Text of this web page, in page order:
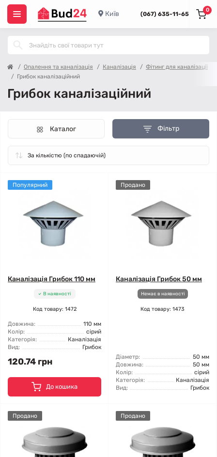
Київ (067) 635-11-65
0
Опалення та каналізація Каналізація
Фітинг для каналізації
Грибок каналізаційний
Грибок каналізаційний
Фільтр
Каталог
Популярний
Каналізація Грибок 110 мм
В наявності
Код товару: 1472
Довжина:
110 мм
Колір:
сірий
Категорія:
Каналізація
Вид:
Грибок
120.74 грн
До кошика
Продано
Каналізація Грибок 50 мм
Немає в наявності
Код товару: 1473
Діаметр:
50 мм
Довжина:
50 мм
Колір:
сірий
Категорія:
Каналізація
Вид:
Грибок
Продано Продано